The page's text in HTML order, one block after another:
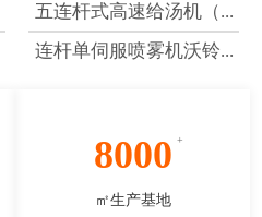
五连杆式高速给汤机（...
连杆单伺服喷雾机沃铃...
8000
㎡生产基地